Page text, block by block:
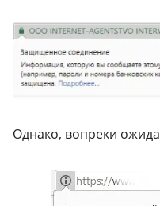
Однако, вопреки